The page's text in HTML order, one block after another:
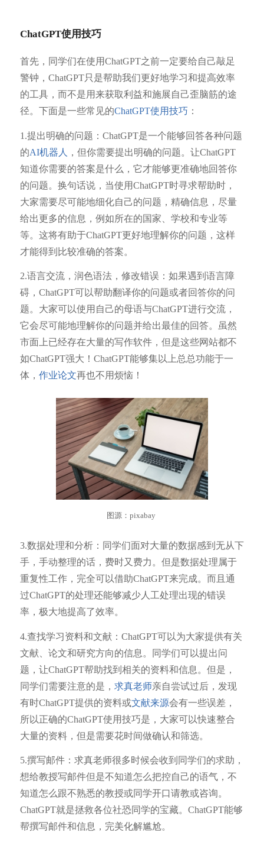
ChatGPT使用技巧
首先，同学们在使用ChatGPT之前一定要给自己敲足
警钟，ChatGPT只是帮助我们更好地学习和提高效率
的工具，而不是用来获取利益和施展自己歪脑筋的途
径。下面是一些常见的ChatGPT使用技巧 ：
1.提出明确的问题：ChatGPT是一个能够回答各种问题
的AI机器人
，但你需要提出明确的问题。让ChatGPT
知道你需要的答案是什么，它才能够更准确地回答你
的问题。换句话说，当使用ChatGPT时寻求帮助时，
大家需要尽可能地细化自己的问题，精确信息，尽量
给出更多的信息，例如所在的国家、学校和专业等
等。这将有助于ChatGPT更好地理解你的问题，这样
才能得到比较准确的答案。
2.语言交流，润色语法，修改错误：如果遇到语言障
碍，ChatGPT可以帮助翻译你的问题或者回答你的问
题。大家可以使用自己的母语与ChatGPT进行交流，
它会尽可能地理解你的问题并给出最佳的回答。虽然
市面上已经存在大量的写作软件，但是这些网站都不
如ChatGPT强大！ChatGPT能够集以上总总功能于一
体， 作业论文再也不用烦恼！
图源：pixabay
3.数据处理和分析：同学们面对大量的数据感到无从下
手，手动整理的话，费时又费力。但是数据处理属于
重复性工作，完全可以借助ChatGPT来完成。而且通
过ChatGPT的处理还能够减少人工处理出现的错误
率，极大地提高了效率。
4.查找学习资料和文献：ChatGPT可以为大家提供有关
文献、论文和研究方向的信息。同学们可以提出问
题，让ChatGPT帮助找到相关的资料和信息。但是，
同学们需要注意的是， 求真老师亲自尝试过后，发现
有时ChatGPT提供的资料或文献来源会有一些误差，
所以正确的ChatGPT使用技巧是，大家可以快速整合
大量的资料，但是需要花时间做确认和筛选。
5.撰写邮件：求真老师很多时候会收到同学们的求助，
想给教授写邮件但是不知道怎么把控自己的语气，不
知道怎么跟不熟悉的教授或同学开口请教或咨询。
ChatGPT就是拯救各位社恐同学的宝藏。ChatGPT能够
帮撰写邮件和信息，完美化解尴尬。